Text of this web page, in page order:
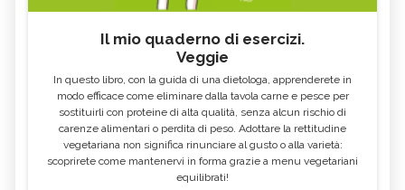
PAW PAW, IL FIORE AUSTRALIANO
ELECTRO, IL FIORE AUSTRALIANO
EMERGENCY, IL FIORE
STURT DESERT ROSE, IL FIORE
AUSTRALIANO
DOG ROSE, IL FIORE
AUSTRALIANO
SEXUALITY, IL FIORE
AUSTRALIANO
Il mio quaderno di esercizi.
Veggie
In questo libro, con la guida di una dietologa, apprenderete in
modo efficace come eliminare dalla tavola carne e pesce per
sostituirli con proteine di alta qualità, senza alcun rischio di
carenze alimentari o perdita di peso. Adottare la rettitudine
vegetariana non significa rinunciare al gusto o alla varietà:
scoprirete come mantenervi in forma grazie a menu vegetariani
equilibrati!